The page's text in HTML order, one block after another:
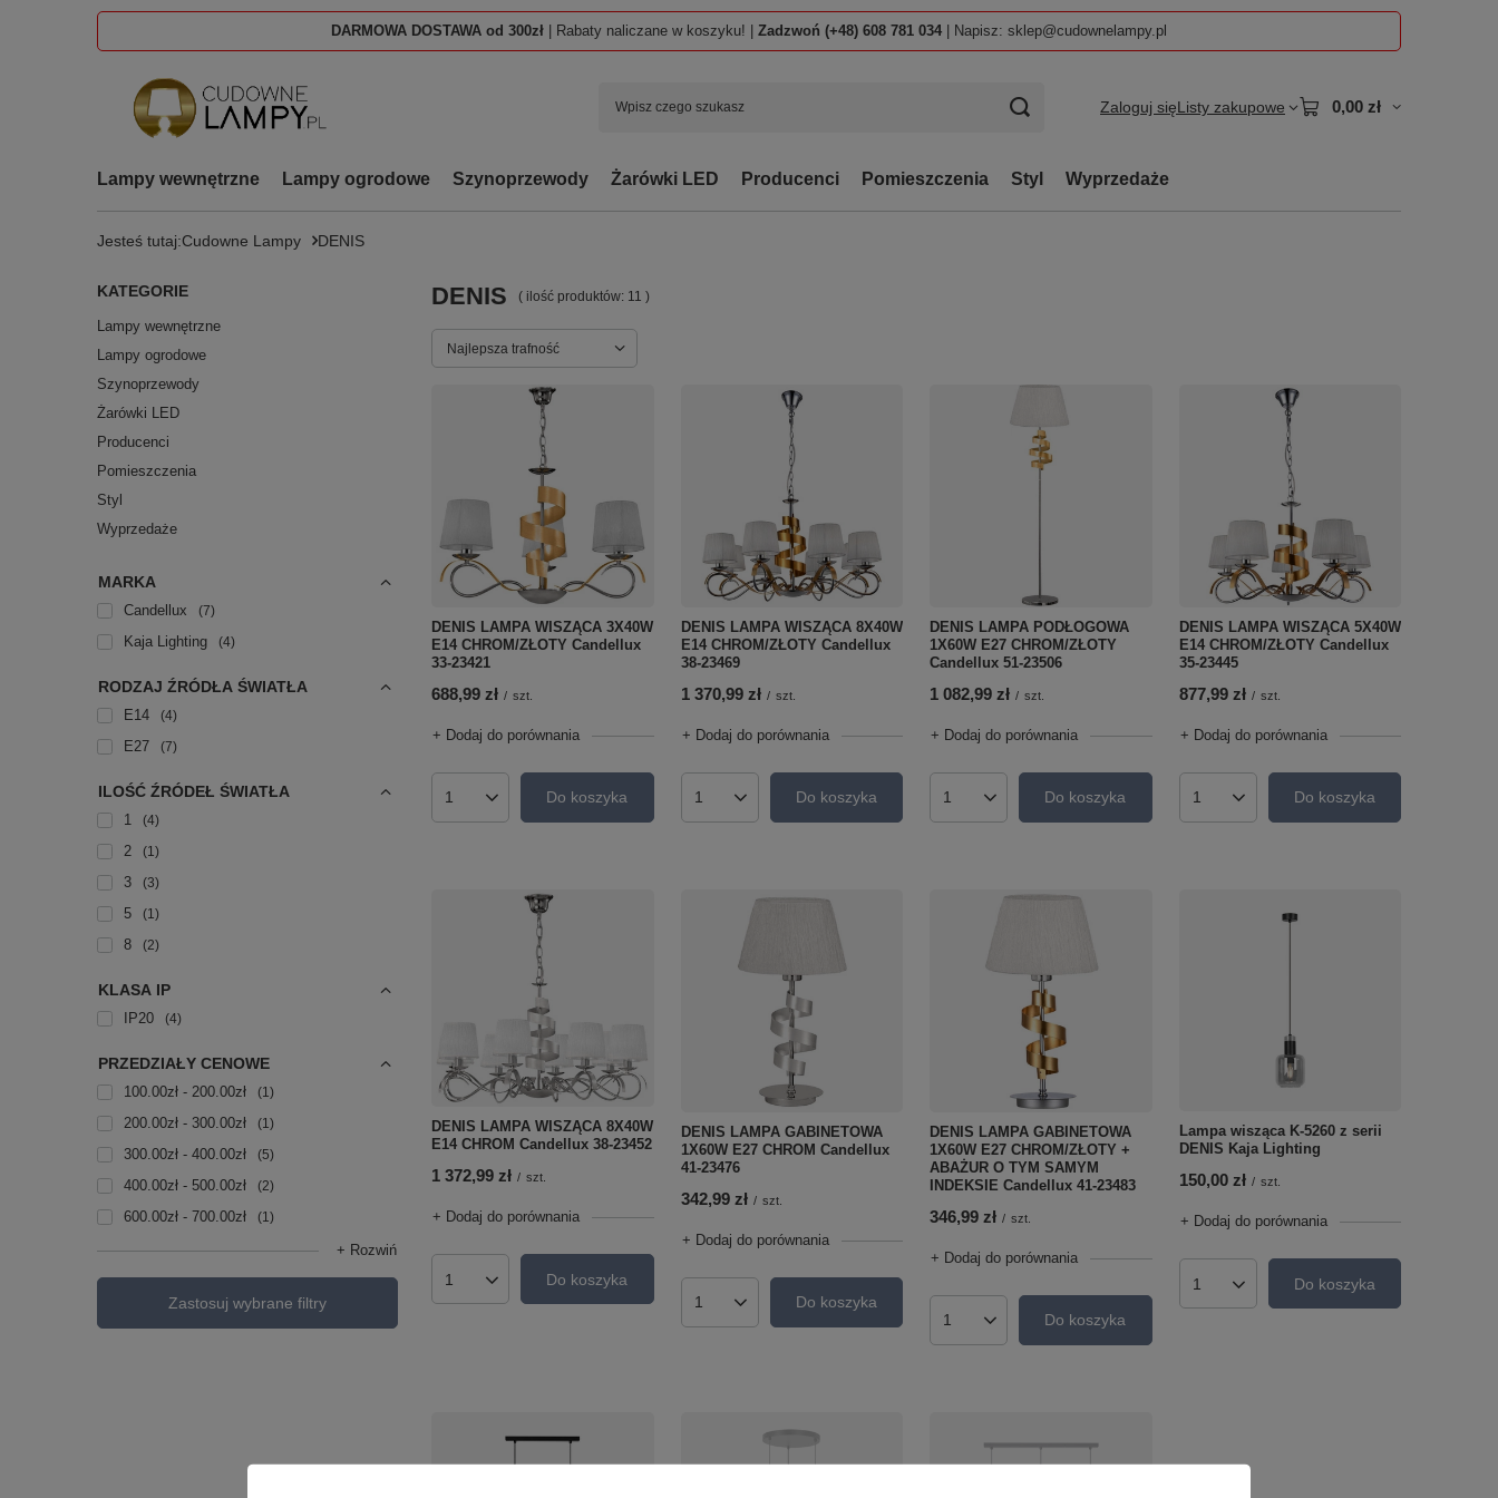
DARMOWA DOSTAWA od 300zł | Rabaty naliczane w koszyku! | Zadzwoń (+48) 608 781 034 | Napisz: sklep@cudownelampy.pl
Zaloguj sięListy zakupowe 0,00 zł
Lampy wewnętrzne Lampy ogrodowe Szynoprzewody Żarówki LED Producenci Pomieszczenia Styl Wyprzedaże
Jesteś tutaj:Cudowne Lampy DENIS
KATEGORIE
Lampy wewnętrzne
Lampy ogrodowe
Szynoprzewody
Żarówki LED
Producenci
Pomieszczenia
Styl
Wyprzedaże
MARKA
Candellux 7
Kaja Lighting 4
RODZAJ ŹRÓDŁA ŚWIATŁA
E14 4
E27 7
ILOŚĆ ŹRÓDEŁ ŚWIATŁA
1 4
2 1
3 3
5 1
8 2
KLASA IP
IP20 4
PRZEDZIAŁY CENOWE
100.00zł - 200.00zł 1
200.00zł - 300.00zł 1
300.00zł - 400.00zł 5
400.00zł - 500.00zł 2
600.00zł - 700.00zł 1
+ Rozwiń
Zastosuj wybrane filtry
DENIS ( ilość produktów: 11 )
Zmień sortowanie
Najlepsza trafność
DENIS LAMPA WISZĄCA 3X40W
E14 CHROM/ZŁOTY Candellux
33-23421
688,99 zł / szt.
+ Dodaj do porównania
Ilość produktówDo koszyka
DENIS LAMPA WISZĄCA 8X40W
E14 CHROM/ZŁOTY Candellux
38-23469
1 370,99 zł / szt.
+ Dodaj do porównania
Ilość produktówDo koszyka
DENIS LAMPA PODŁOGOWA
1X60W E27 CHROM/ZŁOTY
Candellux 51-23506
1 082,99 zł / szt.
+ Dodaj do porównania
Ilość produktówDo koszyka
DENIS LAMPA WISZĄCA 5X40W
E14 CHROM/ZŁOTY Candellux
35-23445
877,99 zł / szt.
+ Dodaj do porównania
Ilość produktówDo koszyka
DENIS LAMPA WISZĄCA 8X40W
E14 CHROM Candellux 38-23452
1 372,99 zł / szt.
+ Dodaj do porównania
Ilość produktówDo koszyka
DENIS LAMPA GABINETOWA
1X60W E27 CHROM Candellux
41-23476
342,99 zł / szt.
+ Dodaj do porównania
Ilość produktówDo koszyka
DENIS LAMPA GABINETOWA
1X60W E27 CHROM/ZŁOTY +
ABAŻUR O TYM SAMYM
INDEKSIE Candellux 41-23483
346,99 zł / szt.
+ Dodaj do porównania
Ilość produktówDo koszyka
Lampa wisząca K-5260 z serii
DENIS Kaja Lighting
150,00 zł / szt.
+ Dodaj do porównania
Ilość produktówDo koszyka